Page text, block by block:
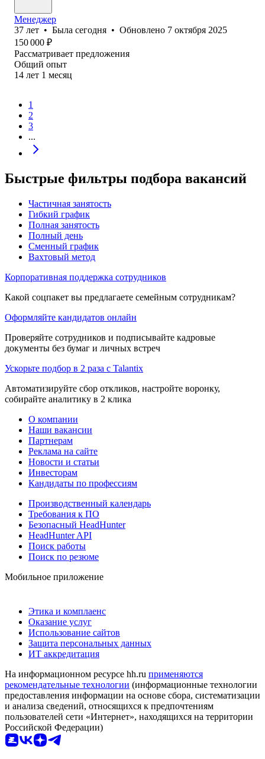
Менеджер
37 лет • Была сегодня • Обновлено 7 октября 2025
150 000 ₽
Рассматривает предложения
Общий опыт
14 лет 1 месяц
1
2
3
...
Быстрые фильтры подбора вакансий
Частичная занятость
Гибкий график
Полная занятость
Полный день
Сменный график
Вахтовый метод
Корпоративная поддержка сотрудников
Какой соцпакет вы предлагаете семейным сотрудникам?
Оформляйте кандидатов онлайн
Проверяйте сотрудников и подписывайте кадровые
документы без бумаг и личных встреч
Ускорьте подбор в 2 раза с Talantix
Автоматизируйте сбор откликов, настройте воронку,
собирайте аналитику в 2 клика
О компании
Наши вакансии
Партнерам
Реклама на сайте
Новости и статьи
Инвесторам
Кандидаты по профессиям
Производственный календарь
Требования к ПО
Безопасный HeadHunter
HeadHunter API
Поиск работы
Поиск по резюме
Мобильное приложение
Этика и комплаенс
Оказание услуг
Использование сайтов
Защита персональных данных
ИТ аккредитация
На информационном ресурсе hh.ru применяются
рекомендательные технологии (информационные технологии
предоставления информации на основе сбора, систематизации
и анализа сведений, относящихся к предпочтениям
пользователей сети «Интернет», находящихся на территории
Российской Федерации)